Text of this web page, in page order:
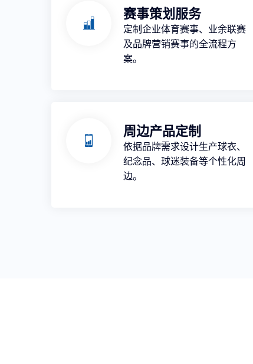
赛事策划服务
定制企业体育赛事、业余联赛
及品牌营销赛事的全流程方
案。
周边产品定制
依据品牌需求设计生产球衣、
纪念品、球迷装备等个性化周
边。